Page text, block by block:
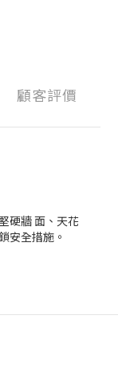
顧客評價
硬牆 面、天花
安全措施。